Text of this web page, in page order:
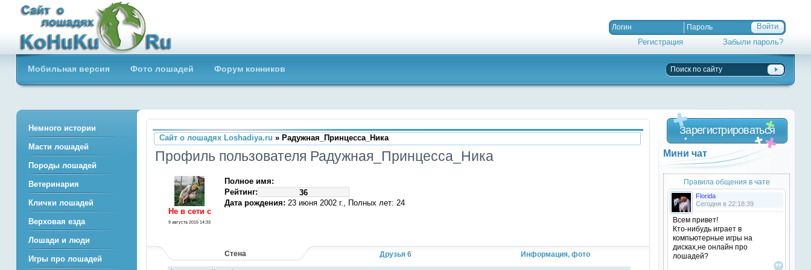
Сайт о лошадях loshadiya.ru
Приветствуем всех любителей
лошадей и конного спорта!
Регистрация Забыли пароль?
Мобильная версия Фото лошадей Форум конников
Сайт о лошадях Loshadiya.ru » Радужная_Принцесса_Ника
Профиль пользователя Радужная_Принцесса_Ника
Не в сети c
9 августа 2015 14:33
Полное имя:
Рейтинг:
36
Дата рождения: 23 июня 2002 г., Полных лет: 24
Стена Друзья 6 Информация, фото
Зарегистрироваться
Мини чат
Правила общения в чате
Florida
Сегодня в 22:18:39
Всем привет!
Кто-нибудь играет в
компьютерные игры на
дисках,не онлайн про
лошадей?
Немного истории
Масти лошадей
Породы лошадей
Ветеринария
Клички лошадей
Верховая езда
Лошади и люди
Игры про лошадей